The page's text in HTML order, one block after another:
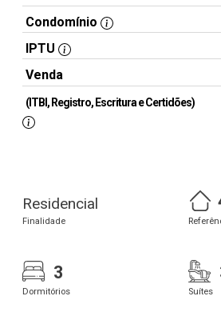
Condomínio
IPTU
Venda
(ITBI, Registro, Escritura e Certidões)
Residencial
Finalidade
3
Dormitórios Suítes